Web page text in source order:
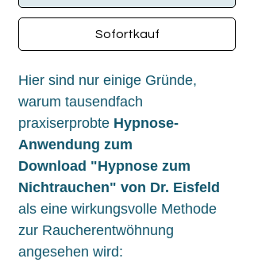
Sofortkauf
Hier sind nur einige Gründe,
warum tausendfach
praxiserprobte Hypnose-
Anwendung zum
Download "Hypnose zum
Nichtrauchen" von Dr. Eisfeld
als eine wirkungsvolle Methode
zur Raucherentwöhnung
angesehen wird: